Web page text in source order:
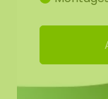
Möchten Sie
kontaktieren
Unser Moos